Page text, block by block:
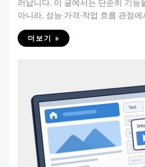
러납니다. 이 글에서는 단순히 기능
아니라, 성능·가격·작업 흐름 관점
더보기 »